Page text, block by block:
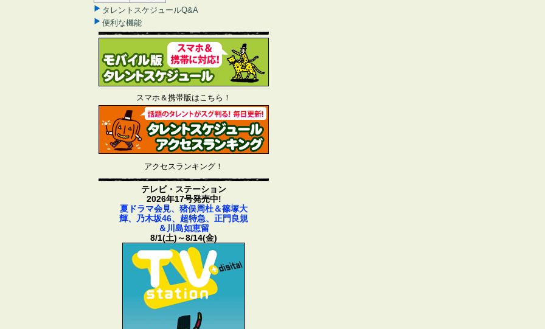
タレントスケジュールQ&A
便利な機能
スマホ＆携帯版はこちら！
アクセスランキング！
テレビ・ステーション
2026年17号発売中!
夏ドラマ会見、猪俣周杜＆篠塚大
輝、乃木坂46、超特急、正門良規
＆川島如恵留
8/1(土)～8/14(金)